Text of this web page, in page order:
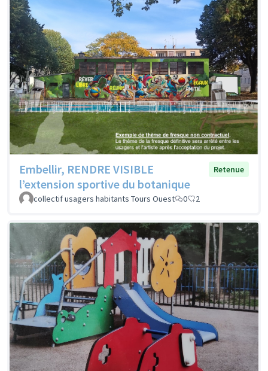
Embellir, RENDRE VISIBLE
l’extension sportive du botanique
Retenue
collectif usagers habitants Tours Ouest 0 2